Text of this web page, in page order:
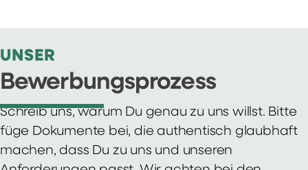
UNSER
Bewerbungsprozess
Schreib uns, warum Du genau zu uns willst. Bitte
füge Dokumente bei, die authentisch glaubhaft
machen, dass Du zu uns und unseren